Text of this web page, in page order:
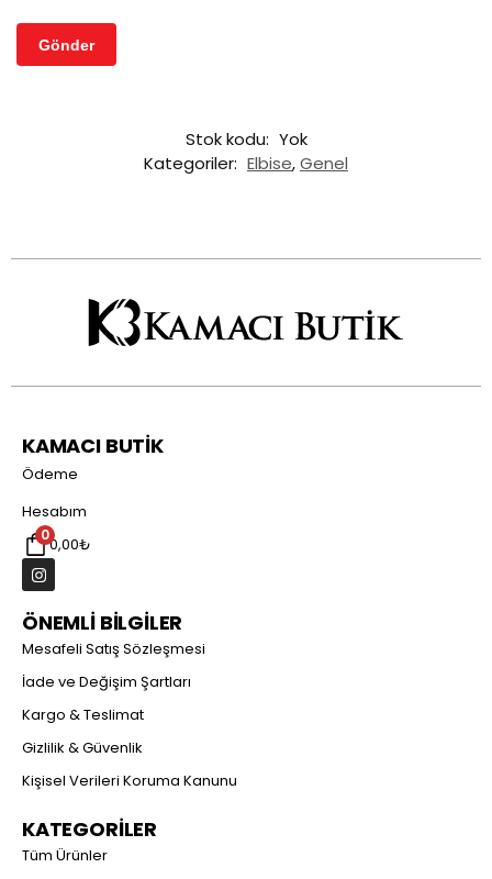
Stok kodu: Yok
Kategoriler: Elbise,Genel
KAMACI BUTİK
Ödeme
Hesabım
00,00₺
ÖNEMLİ BİLGİLER
Mesafeli Satış Sözleşmesi
İade ve Değişim Şartları
Kargo & Teslimat
Gizlilik & Güvenlik
Kişisel Verileri Koruma Kanunu
KATEGORİLER
Tüm Ürünler